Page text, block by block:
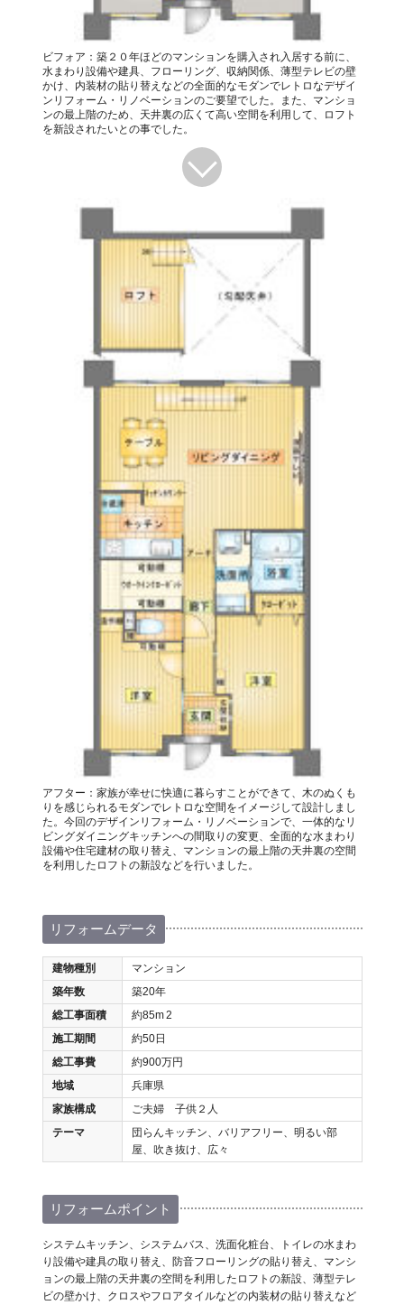
ビフォア：築２０年ほどのマンションを購入され入居する前に、
水まわり設備や建具、フローリング、収納関係、薄型テレビの壁
かけ、内装材の貼り替えなどの全面的なモダンでレトロなデザイ
ンリフォーム・リノベーションのご要望でした。また、マンショ
ンの最上階のため、天井裏の広くて高い空間を利用して、ロフト
を新設されたいとの事でした。
アフター：家族が幸せに快適に暮らすことができて、木のぬくも
りを感じられるモダンでレトロな空間をイメージして設計しまし
た。今回のデザインリフォーム・リノベーションで、一体的なリ
ビングダイニングキッチンへの間取りの変更、全面的な水まわり
設備や住宅建材の取り替え、マンションの最上階の天井裏の空間
を利用したロフトの新設などを行いました。
リフォームデータ
建物種別
マンション
築年数
築20年
総工事面積
約85m2
施工期間
約50日
総工事費
約900万円
地域
兵庫県
家族構成
ご夫婦 子供２人
テーマ
団らんキッチン、バリアフリー、明るい部
屋、吹き抜け、広々
リフォームポイント
システムキッチン、システムバス、洗面化粧台、トイレの水まわ
り設備や建具の取り替え、防音フローリングの貼り替え、マンシ
ョンの最上階の天井裏の空間を利用したロフトの新設、薄型テレ
ビの壁かけ、クロスやフロアタイルなどの内装材の貼り替えなど